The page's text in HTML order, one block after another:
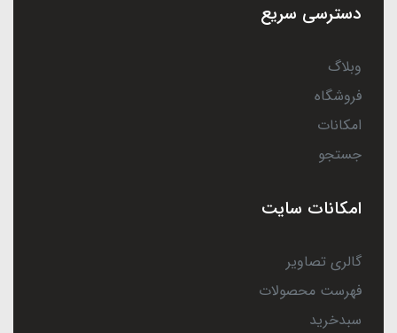
دسترسی سریع
وبلاگ
فروشگاه
امکانات
جستجو
امکانات سایت
گالری تصاویر
فهرست محصولات
سبدخرید